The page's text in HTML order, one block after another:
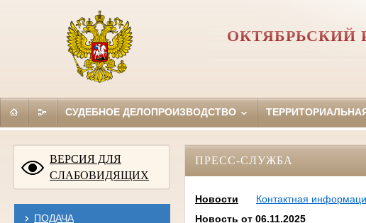
ОКТЯБРЬСКИЙ
СУДЕБНОЕ ДЕЛОПРОИЗВОДСТВО
ВЕРСИЯ ДЛЯ
СЛАБОВИДЯЩИХ
ПОДАЧА
ПРЕСС-СЛУЖБА
Новости
Контактная
Новость от 06.11.2025